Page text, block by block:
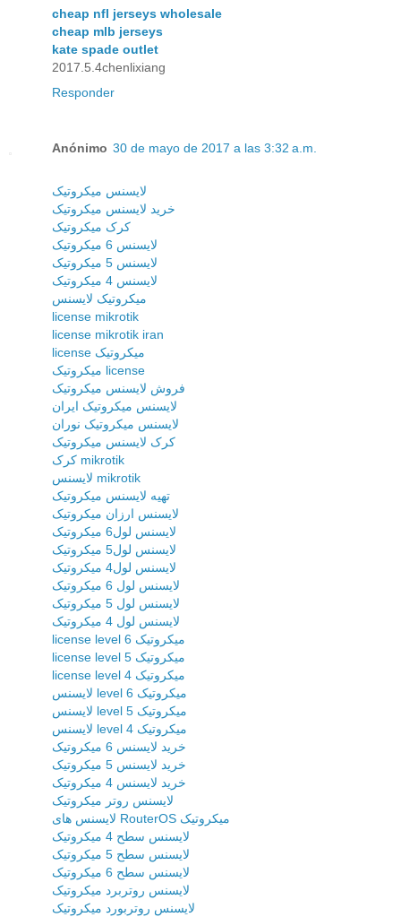
cheap nfl jerseys wholesale
cheap mlb jerseys
kate spade outlet
2017.5.4chenlixiang
Responder
Anónimo 30 de mayo de 2017 a las 3:32 a.m.
لایسنس میکروتیک
خرید لایسنس میکروتیک
کرک میکروتیک
لایسنس 6 میکروتیک
لایسنس 5 میکروتیک
لایسنس 4 میکروتیک
میکروتیک لایسنس
license mikrotik
license mikrotik iran
license میکروتیک
میکروتیک license
فروش لایسنس میکروتیک
لایسنس میکروتیک ایران
لایسنس میکروتیک نوران
کرک لایسنس میکروتیک
کرک mikrotik
لایسنس mikrotik
تهیه لایسنس میکروتیک
لایسنس ارزان میکروتیک
لایسنس لول6 میکروتیک
لایسنس لول5 میکروتیک
لایسنس لول4 میکروتیک
لایسنس لول 6 میکروتیک
لایسنس لول 5 میکروتیک
لایسنس لول 4 میکروتیک
license level 6 میکروتیک
license level 5 میکروتیک
license level 4 میکروتیک
لایسنس level 6 میکروتیک
لایسنس level 5 میکروتیک
لایسنس level 4 میکروتیک
خرید لایسنس 6 میکروتیک
خرید لایسنس 5 میکروتیک
خرید لایسنس 4 میکروتیک
لایسنس روتر میکروتیک
لایسنس های RouterOS میکروتیک
لایسنس سطح 4 میکروتیک
لایسنس سطح 5 میکروتیک
لایسنس سطح 6 میکروتیک
لایسنس روتربرد میکروتیک
لایسنس روتربورد میکروتیک